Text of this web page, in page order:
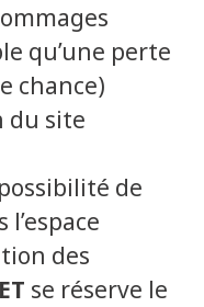
qu’une perte
chance)
du site
de
des
se réserve le